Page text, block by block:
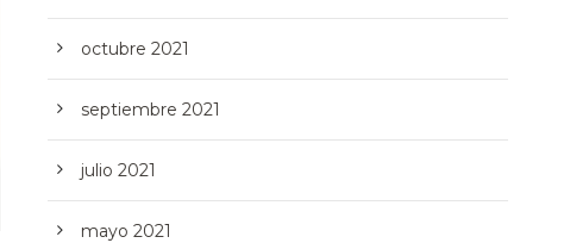
octubre 2021
septiembre 2021
julio 2021
mayo 2021